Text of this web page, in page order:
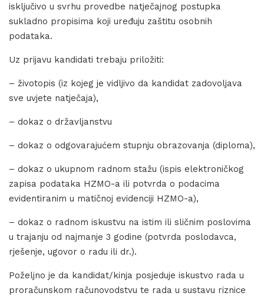
isključivo u svrhu provedbe natječajnog postupka
sukladno propisima koji uređuju zaštitu osobnih
podataka.
Uz prijavu kandidati trebaju priložiti:
– životopis (iz kojeg je vidljivo da kandidat zadovoljava
sve uvjete natječaja),
– dokaz o državljanstvu
– dokaz o odgovarajućem stupnju obrazovanja (diploma),
– dokaz o ukupnom radnom stažu (ispis elektroničkog
zapisa podataka HZMO-a ili potvrda o podacima
evidentiranim u matičnoj evidenciji HZMO-a),
– dokaz o radnom iskustvu na istim ili sličnim poslovima
u trajanju od najmanje 3 godine (potvrda poslodavca,
rješenje, ugovor o radu ili dr.).
Poželjno je da kandidat/kinja posjeduje iskustvo rada u
proračunskom računovodstvu te rada u sustavu riznice